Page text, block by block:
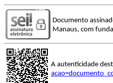
Documento
Manaus, com
A autenticidade